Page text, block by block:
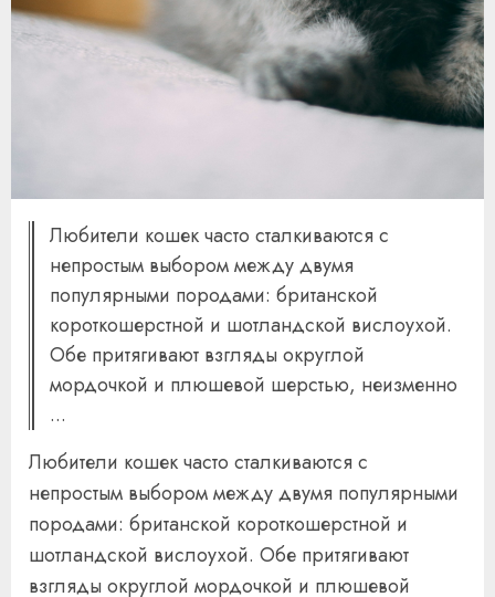
Любители кошек часто сталкиваются с
непростым выбором между двумя
популярными породами: британской
короткошерстной и шотландской вислоухой.
Обе притягивают взгляды округлой
мордочкой и плюшевой шерстью, неизменно
...
Любители кошек часто сталкиваются с
непростым выбором между двумя популярными
породами: британской короткошерстной и
шотландской вислоухой. Обе притягивают
взгляды округлой мордочкой и плюшевой